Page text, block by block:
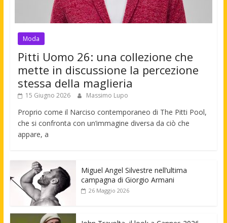
Moda
Pitti Uomo 26: una collezione che
mette in discussione la percezione
stessa della maglieria
15 Giugno 2026 Massimo Lupo
Proprio come il Narciso contemporaneo di The Pitti Pool,
che si confronta con un’immagine diversa da ciò che
appare, a
Miguel Angel Silvestre nell’ultima
campagna di Giorgio Armani
26 Maggio 2026